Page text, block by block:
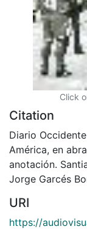
Click
Citation
Diario
América, en
anotación.
Jorge Garcés
URI
https://